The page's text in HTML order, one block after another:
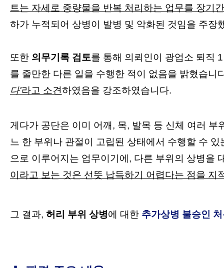
트는 자세로 중량물을 반복 처리하는 업무를 장기
하가 누적되어 상병이 발병 및 악화된 것임을 주장
또한 의무기록 검토를 통해 의뢰인이 광업소 퇴직
를 줄만한 다른 일을 수행한 적이 없음을 밝혔습니
다'라고 소견하였음을 강조하였습니다.
게다가 공단은 이미 어깨, 목, 발목 등 신체 여러
느 한 부위나 관절이 고립된 상태에서 수행할 수
으로 이루어지는 업무이기에, 다른 부위의 상병을
이라고 보는 것은 선뜻 납득하기 어렵다는 점을 지
그 결과, 허리 부위 상병에 대한 추가상병 불승인